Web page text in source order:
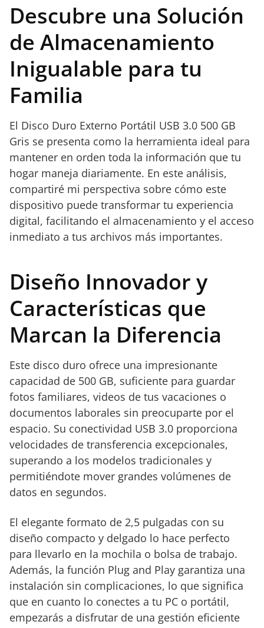
Descubre una Solución
de Almacenamiento
Inigualable para tu
Familia
El Disco Duro Externo Portátil USB 3.0 500 GB
Gris se presenta como la herramienta ideal para
mantener en orden toda la información que tu
hogar maneja diariamente. En este análisis,
compartiré mi perspectiva sobre cómo este
dispositivo puede transformar tu experiencia
digital, facilitando el almacenamiento y el acceso
inmediato a tus archivos más importantes.
Diseño Innovador y
Características que
Marcan la Diferencia
Este disco duro ofrece una impresionante
capacidad de 500 GB, suficiente para guardar
fotos familiares, videos de tus vacaciones o
documentos laborales sin preocuparte por el
espacio. Su conectividad USB 3.0 proporciona
velocidades de transferencia excepcionales,
superando a los modelos tradicionales y
permitiéndote mover grandes volúmenes de
datos en segundos.
El elegante formato de 2,5 pulgadas con su
diseño compacto y delgado lo hace perfecto
para llevarlo en la mochila o bolsa de trabajo.
Además, la función Plug and Play garantiza una
instalación sin complicaciones, lo que significa
que en cuanto lo conectes a tu PC o portátil,
empezarás a disfrutar de una gestión eficiente